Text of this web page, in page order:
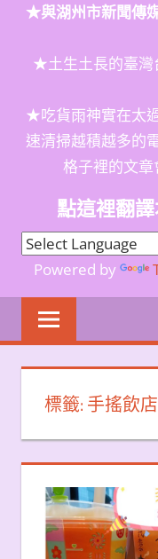
★與湖州市新聞傳
★土生土長的臺灣
★吃貨雨神實在太
速清掃越積越多的
格子裡的文章
點這裡翻
Powered by
標籤:手搖飲店